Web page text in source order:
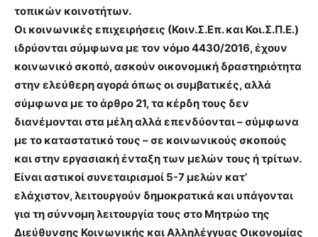
τοπικών κοινοτήτων.
Οι κοινωνικές επιχειρήσεις (Κοιν.Σ.Επ. και Κοι.Σ.Π.Ε.)
ιδρύονται σύμφωνα με τον νόμο 4430/2016, έχουν
κοινωνικό σκοπό, ασκούν οικονομική δραστηριότητα
στην ελεύθερη αγορά όπως οι συμβατικές, αλλά
σύμφωνα με το άρθρο 21, τα κέρδη τους δεν
διανέμονται στα μέλη αλλά επενδύονται – σύμφωνα
με το καταστατικό τους – σε κοινωνικούς σκοπούς
και στην εργασιακή ένταξη των μελών τους ή τρίτων.
Είναι αστικοί συνεταιρισμοί 5-7 μελών κατ’
ελάχιστον, λειτουργούν δημοκρατικά και υπάγονται
για τη σύννομη λειτουργία τους στο Μητρώο της
Διεύθυνσης Κοινωνικής και Αλληλέγγυας Οικονομίας